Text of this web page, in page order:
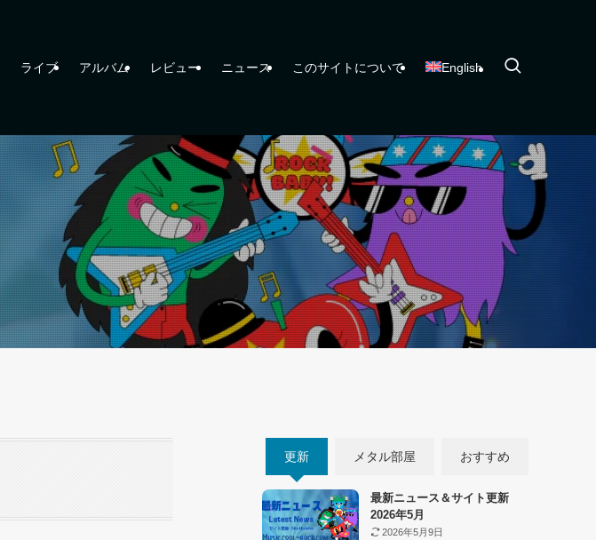
ライブ アルバム レビュー ニュース このサイトについて English
更新 メタル部屋 おすすめ
最新ニュース＆サイト更新
2026年5月
2026年5月9日